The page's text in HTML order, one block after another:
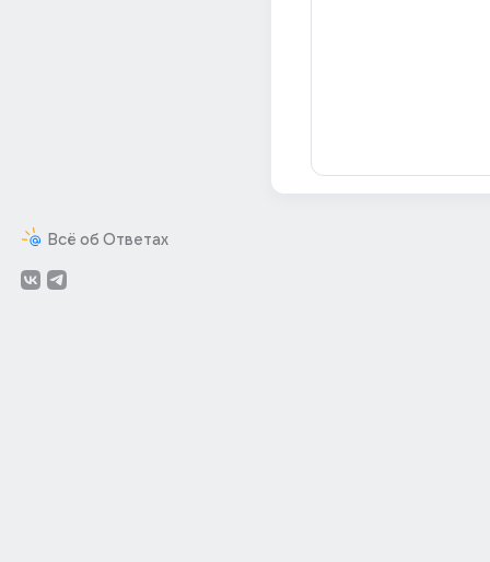
Всё об Ответах